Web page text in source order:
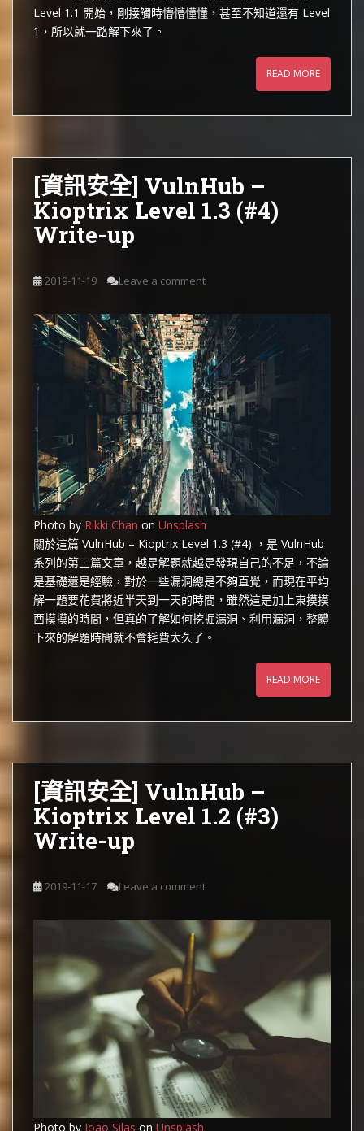
Level 1.1 開始，剛接觸時懵懵懂懂，甚至不知道還有 Level
1，所以就一路解下來了。
READ MORE
[資訊安全] VulnHub –
Kioptrix Level 1.3 (#4)
Write-up
2019-11-19 Leave a comment
Photo by Rikki Chan on Unsplash
關於這篇 VulnHub – Kioptrix Level 1.3 (#4) ，是 VulnHub
系列的第三篇文章，越是解題就越是發現自己的不足，不論
是基礎還是經驗，對於一些漏洞總是不夠直覺，而現在平均
解一題要花費將近半天到一天的時間，雖然這是加上東摸摸
西摸摸的時間，但真的了解如何挖掘漏洞、利用漏洞，整體
下來的解題時間就不會耗費太久了。
READ MORE
[資訊安全] VulnHub –
Kioptrix Level 1.2 (#3)
Write-up
2019-11-17 Leave a comment
Photo by João Silas on Unsplash